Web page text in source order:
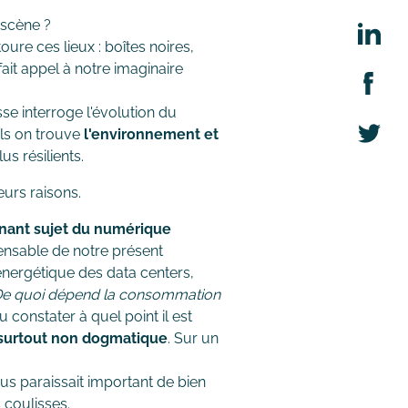
?
ces lieux : boîtes noires,
appel à notre imaginaire
interroge l'évolution du
on trouve l'environnement et
résilients.
raisons.
sujet du numérique
de notre présent
des data centers,
quoi dépend la consommation
constater à quel point il est
non dogmatique. Sur un
paraissait important de bien